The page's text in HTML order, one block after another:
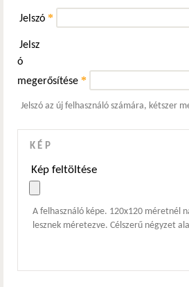
Jelszó *
Jelsz
ó
megerősítése *
Jelszó az új felhasználó számára, kétszer
KÉP
Kép feltöltése
A felhasználó képe. 120x120 méretnél
lesznek méretezve. Célszerű négyzet